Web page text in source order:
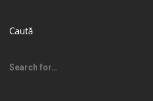
Caută